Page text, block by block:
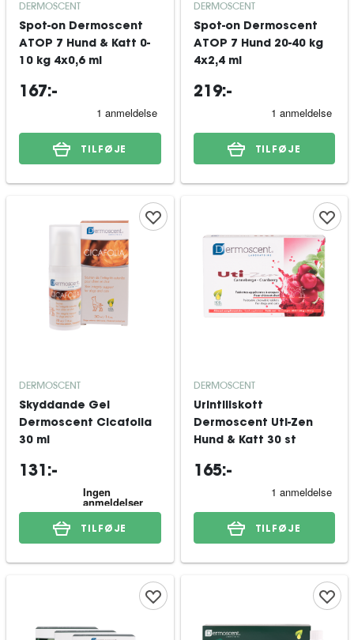
DERMOSCENT
Spot-on Dermoscent
ATOP 7 Hund & Katt 0-
10 kg 4x0,6 ml
167:-
TILFØJE
DERMOSCENT
Spot-on Dermoscent
ATOP 7 Hund 20-40 kg
4x2,4 ml
219:-
TILFØJE
DERMOSCENT
Skyddande Gel
Dermoscent Cicafolia
30 ml
131:-
TILFØJE
DERMOSCENT
Urintillskott
Dermoscent Uti-Zen
Hund & Katt 30 st
165:-
TILFØJE